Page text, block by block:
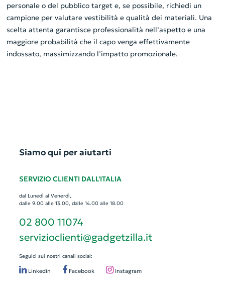
personale o del pubblico target e, se possibile, richiedi un
campione per valutare vestibilità e qualità dei materiali. Una
scelta attenta garantisce professionalità nell’aspetto e una
maggiore probabilità che il capo venga effettivamente
indossato, massimizzando l’impatto promozionale.
Siamo qui per aiutarti
SERVIZIO CLIENTI DALL'ITALIA
dal Lunedì al Venerdì,
dalle 9.00 alle 13.00, dalle 14.00 alle 18.00
02 800 11074
servizioclienti@gadgetzilla.it
Seguici sui nostri canali social:
Linkedin Facebook Instagram